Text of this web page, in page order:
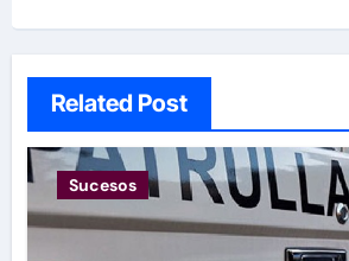
Related Post
Sucesos